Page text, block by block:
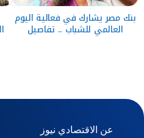
بنك مصر يشارك في فعالية اليوم
العالمي للشباب .. تفاصيل
عن الاقتصادي نيوز